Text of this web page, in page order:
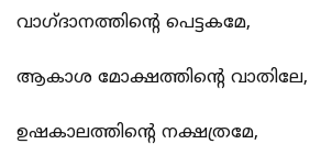
വാഗ്ദാനത്തിന്‍റെ പെട്ടകമേ,
ആകാശ മോക്ഷത്തിന്‍റെ വാതിലേ,
ഉഷകാലത്തിന്‍റെ നക്ഷത്രമേ,